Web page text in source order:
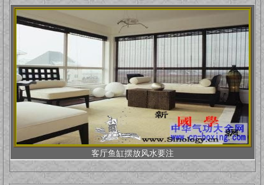
客厅鱼缸摆放风水要注